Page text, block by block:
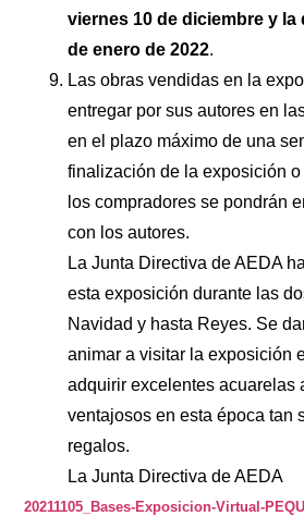
viernes 10 de diciembre y la
de enero de 2022.
Las obras vendidas en la
entregar por sus autores en
en el plazo máximo de una
finalización de la exposición
los compradores se pondrán
con los autores.
La Junta Directiva de AEDA
esta exposición durante las
Navidad y hasta Reyes. Se
animar a visitar la exposición
adquirir excelentes acuarelas
ventajosos en esta época tan
regalos.
La Junta Directiva de AEDA
20211105_Bases-Exposicion-Virtual-